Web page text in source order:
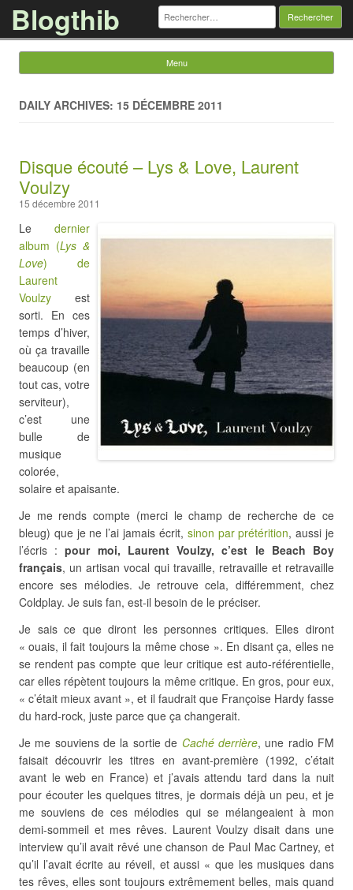
Blogthib Rechercher :
Menu
DAILY ARCHIVES: 15 DÉCEMBRE 2011
Disque écouté – Lys & Love, Laurent
Voulzy
15 décembre 2011
Le dernier
album (Lys &
Love) de
Laurent
Voulzy est
sorti. En ces
temps d’hiver,
où ça travaille
beaucoup (en
tout cas, votre
serviteur),
c’est une
bulle de
musique
colorée,
solaire et apaisante.
Je me rends compte (merci le champ de recherche de ce
bleug) que je ne l’ai jamais écrit, sinon par prétérition, aussi je
l’écris :pour moi, Laurent Voulzy, c’est le Beach Boy
français, un artisan vocal qui travaille, retravaille et retravaille
encore ses mélodies. Je retrouve cela, différemment, chez
Coldplay. Je suis fan, est-il besoin de le préciser.
Je sais ce que diront les personnes critiques. Elles diront
« ouais, il fait toujours la même chose ». En disant ça, elles ne
se rendent pas compte que leur critique est auto-référentielle,
car elles répètent toujours la même critique. En gros, pour eux,
« c’était mieux avant », et il faudrait que Françoise Hardy fasse
du hard-rock, juste parce que ça changerait.
Je me souviens de la sortie de Caché derrière, une radio FM
faisait découvrir les titres en avant-première (1992, c’était
avant le web en France) et j’avais attendu tard dans la nuit
pour écouter les quelques titres, je dormais déjà un peu, et je
me souviens de ces mélodies qui se mélangeaient à mon
demi-sommeil et mes rêves. Laurent Voulzy disait dans une
interview qu’il avait rêvé une chanson de Paul Mac Cartney, et
qu’il l’avait écrite au réveil, et aussi « que les musiques dans
tes rêves, elles sont toujours extrêmement belles, mais quand